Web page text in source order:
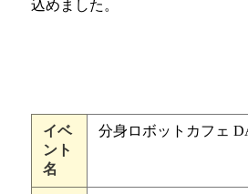
込めました。
イベ
ント
名
分身ロボットカフェ